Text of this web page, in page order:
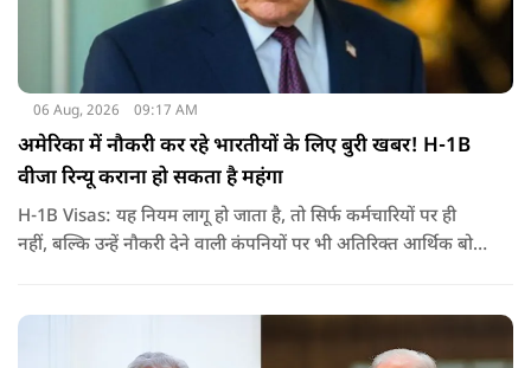
06 Aug, 2026 09:17 AM
अमेरिका में नौकरी कर रहे भारतीयों के लिए बुरी खबर! H-1B
वीजा रिन्यू कराना हो सकता है महंगा
H-1B Visas: यह नियम लागू हो जाता है, तो सिर्फ कर्मचारियों पर ही
नहीं, बल्कि उन्हें नौकरी देने वाली कंपनियों पर भी अतिरिक्त आर्थिक बोझ
वीजा का समय-समय पर नवीनीकरण कराते हैं.